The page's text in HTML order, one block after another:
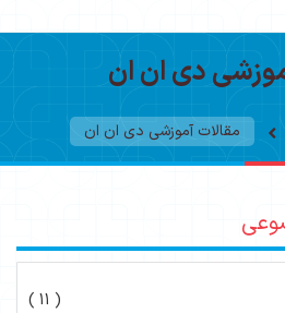
دی ان ان
مقالات آموزشی دی ان ان
( 11 )